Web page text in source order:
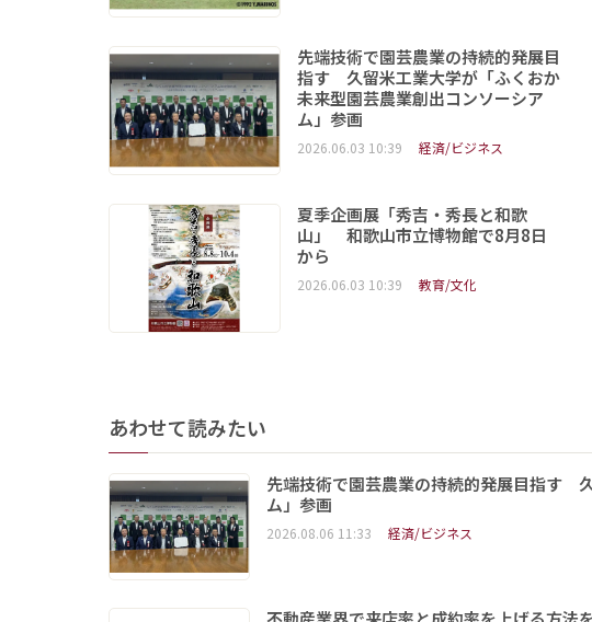
先端技術で園芸農業の持続的発展目
指す 久留米工業大学が「ふくおか
未来型園芸農業創出コンソーシア
ム」参画
2026.06.03 10:39 経済/ビジネス
夏季企画展「秀吉・秀長と和歌
山」 和歌山市立博物館で8月8日
から
2026.06.03 10:39 教育/文化
あわせて読みたい
先端技術で園芸農業の持続的発展目指す
ム」参画
2026.08.06 11:33 経済/ビジネス